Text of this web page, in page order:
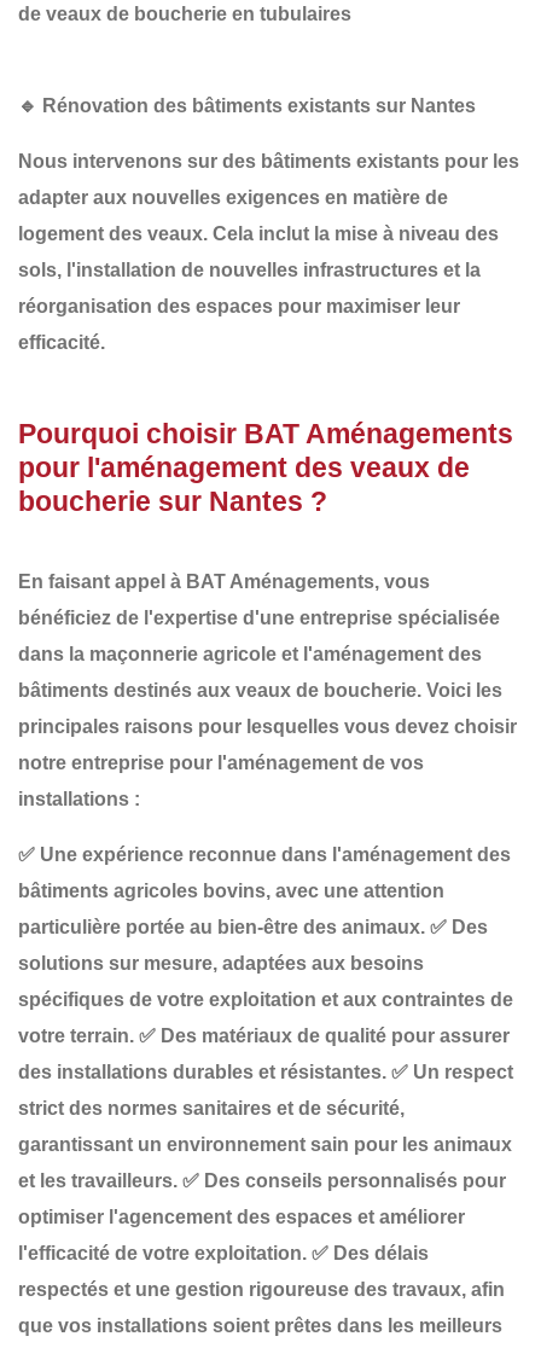
de veaux de boucherie en tubulaires
🔹 Rénovation des bâtiments existants sur Nantes
Nous intervenons sur des bâtiments existants pour les
adapter aux nouvelles exigences en matière de
logement des veaux. Cela inclut la mise à niveau des
sols, l'installation de nouvelles infrastructures et la
réorganisation des espaces pour maximiser leur
efficacité.
Pourquoi choisir BAT Aménagements
pour l'aménagement des veaux de
boucherie sur Nantes ?
En faisant appel à BAT Aménagements, vous
bénéficiez de l'expertise d'une entreprise spécialisée
dans la maçonnerie agricole et l'aménagement des
bâtiments destinés aux veaux de boucherie. Voici les
principales raisons pour lesquelles vous devez choisir
notre entreprise pour l'aménagement de vos
installations :
✅ Une expérience reconnue dans l'aménagement des
bâtiments agricoles bovins, avec une attention
particulière portée au bien-être des animaux. ✅ Des
solutions sur mesure, adaptées aux besoins
spécifiques de votre exploitation et aux contraintes de
votre terrain. ✅ Des matériaux de qualité pour assurer
des installations durables et résistantes. ✅ Un respect
strict des normes sanitaires et de sécurité,
garantissant un environnement sain pour les animaux
et les travailleurs. ✅ Des conseils personnalisés pour
optimiser l'agencement des espaces et améliorer
l'efficacité de votre exploitation. ✅ Des délais
respectés et une gestion rigoureuse des travaux, afin
que vos installations soient prêtes dans les meilleurs